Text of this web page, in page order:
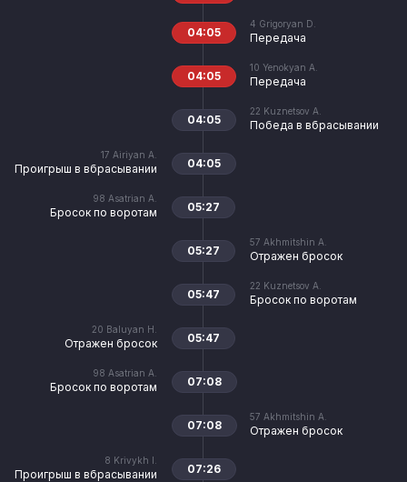
4 Grigoryan D.
Передача
04:05
10 Yenokyan A.
Передача
04:05
22 Kuznetsov A.
Победа в вбрасывании
04:05
17 Airiyan A.
Проигрыш в вбрасывании 04:05
98 Asatrian A.
Бросок по воротам 05:27
57 Akhmitshin A.
Отражен бросок
05:27
22 Kuznetsov A.
Бросок по воротам
05:47
20 Baluyan H.
Отражен бросок 05:47
98 Asatrian A.
Бросок по воротам 07:08
57 Akhmitshin A.
Отражен бросок
07:08
8 Krivykh I.
Проигрыш в вбрасывании 07:26